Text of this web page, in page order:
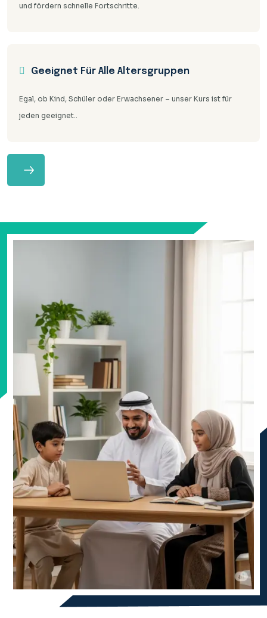
und fördern schnelle Fortschritte.
Geeignet Für Alle Altersgruppen
Egal, ob Kind, Schüler oder Erwachsener – unser Kurs ist für
jeden geeignet..